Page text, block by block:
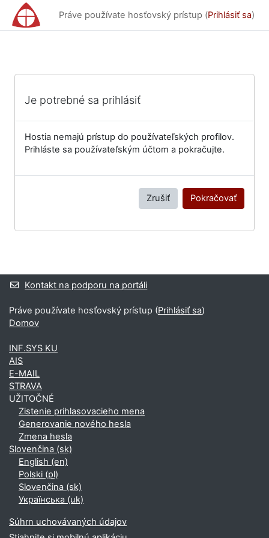
Preskočiť na hlavný obsah
Práve používate hosťovský prístup (Prihlásiť sa)
Je potrebné sa prihlásiť
Hostia nemajú prístup do používateľských profilov.
Prihláste sa používateľským účtom a pokračujte.
Zrušiť Pokračovať
Dodatočné bloky
Kontakt na podporu na portáli
Práve používate hosťovský prístup (Prihlásiť sa)
Domov
INF.SYS KU
AIS
E-MAIL
STRAVA
UŽITOČNÉ
Zistenie prihlasovacieho mena
Generovanie nového hesla
Zmena hesla
Slovenčina ‎(sk)‎
English ‎(en)‎
Polski ‎(pl)‎
Slovenčina ‎(sk)‎
Українська ‎(uk)‎
Súhrn uchovávaných údajov